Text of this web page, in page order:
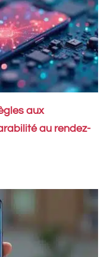
aux
au rendez-